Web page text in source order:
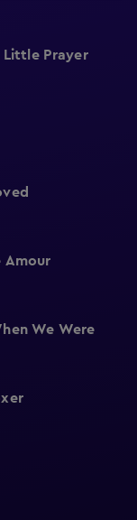
Little Prayer
Amour
We Were